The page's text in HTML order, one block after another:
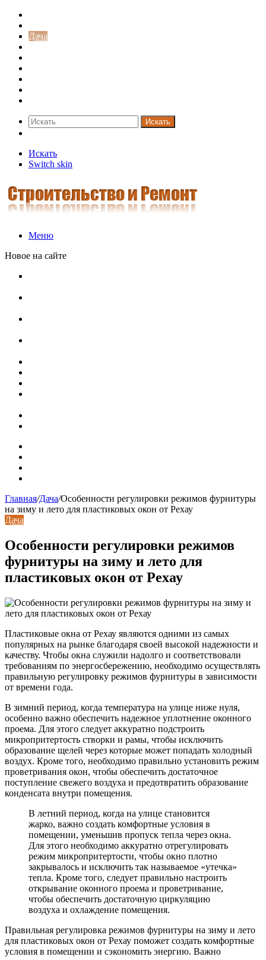
Дача
Искать
Искать
Switch skin
Меню
Новое на сайте
Главная/Дача/Особенности регулировки режимов фурнитуры
на зиму и лето для пластиковых окон от Рехау
Дача
Особенности регулировки режимов
фурнитуры на зиму и лето для
пластиковых окон от Рехау
Пластиковые окна от Рехау являются одними из самых
популярных на рынке благодаря своей высокой надежности и
качеству. Чтобы окна служили надолго и соответствовали
требованиям по энергосбережению, необходимо осуществлять
правильную регулировку режимов фурнитуры в зависимости
от времени года.
В зимний период, когда температура на улице ниже нуля,
особенно важно обеспечить надежное уплотнение оконного
проема. Для этого следует аккуратно подстроить
микропритертость створки и рамы, чтобы исключить
образование щелей через которые может попадать холодный
воздух. Кроме того, необходимо правильно установить режим
проветривания окон, чтобы обеспечить достаточное
поступление свежего воздуха и предотвратить образование
конденсата внутри помещения.
В летний период, когда на улице становится
жарко, важно создать комфортные условия в
помещении, уменьшив пропуск тепла через окна.
Для этого необходимо аккуратно отрегулировать
режим микропритертости, чтобы окно плотно
закрывалось и исключить так называемое «утечка»
тепла. Кроме того, следует правильно настроить
открывание оконного проема и проветривание,
чтобы обеспечить достаточную циркуляцию
воздуха и охлаждение помещения.
Правильная регулировка режимов фурнитуры на зиму и лето
для пластиковых окон от Рехау поможет создать комфортные
условия в помещении и сэкономить энергию. Важно